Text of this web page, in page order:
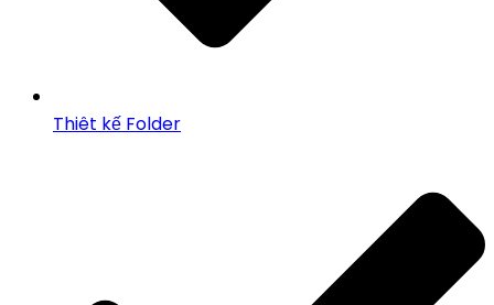
Thiêt kế Folder